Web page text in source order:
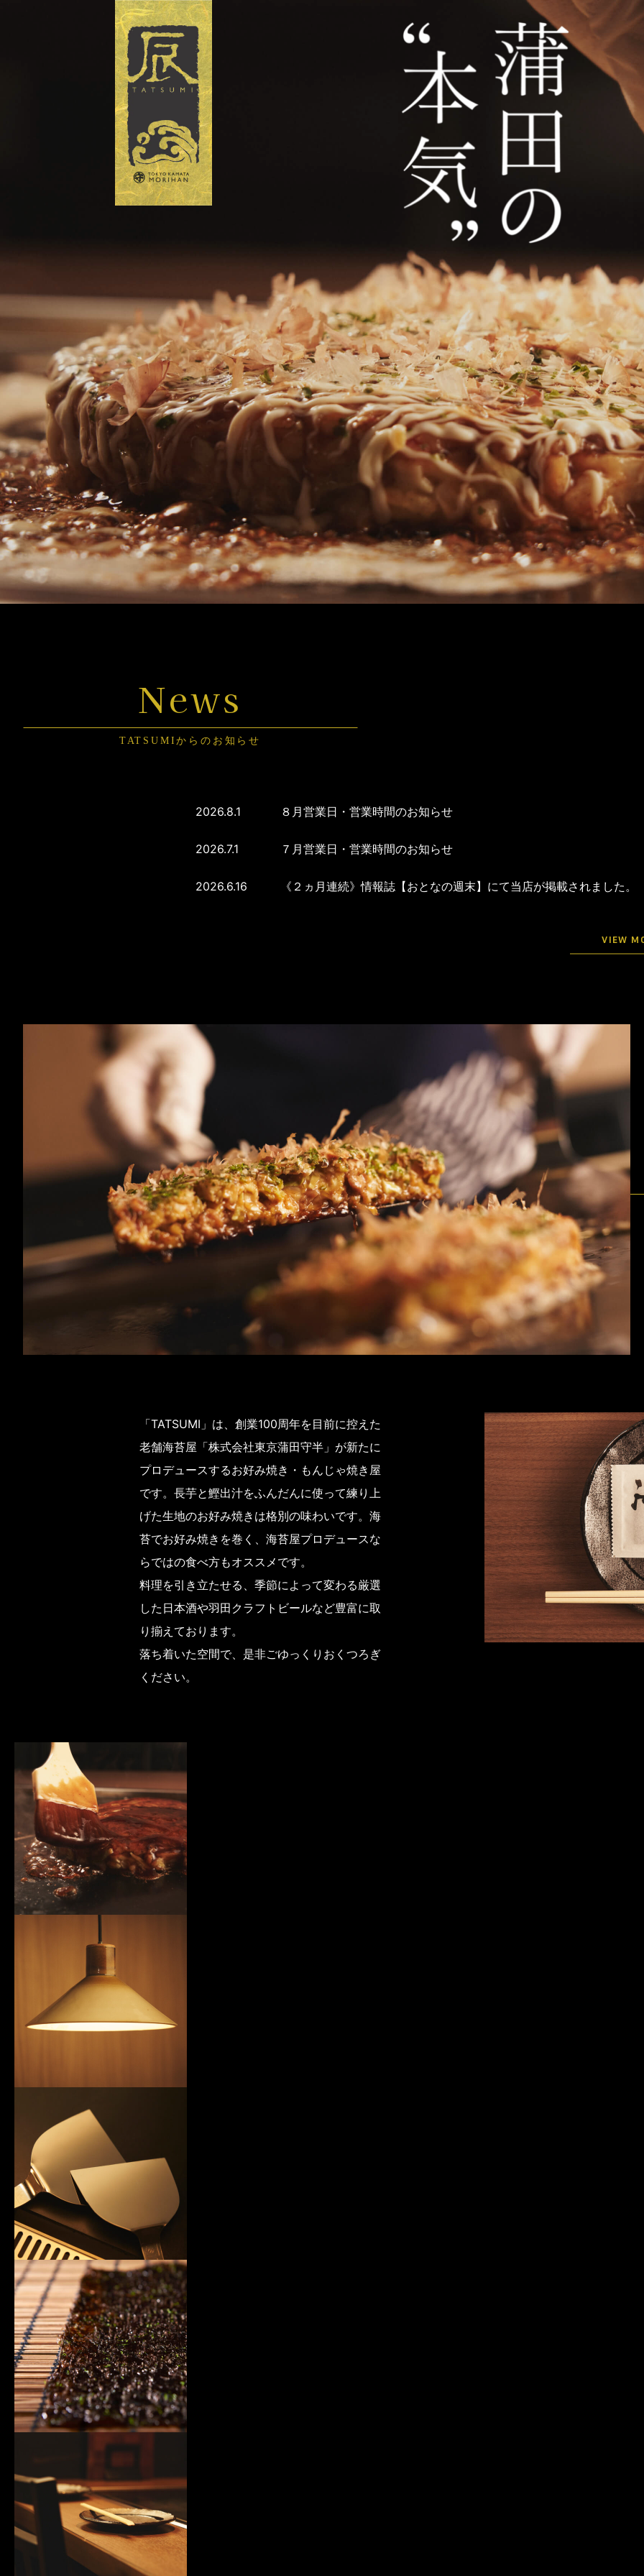
News
TATSUMIからのお知らせ
2026.8.1 ８月営業日・営業時間のお知らせ
2026.7.1 ７月営業日・営業時間のお知らせ
2026.6.16 《２ヵ月連続》情報誌【おとなの週末】にて当店が掲載されました。
VIEW
「TATSUMI」は、創業100周年を目前に控えた
老舗海苔屋「株式会社東京蒲田守半」が新たに
プロデュースするお好み焼き・もんじゃ焼き屋
です。長芋と鰹出汁をふんだんに使って練り上
げた生地のお好み焼きは格別の味わいです。海
苔でお好み焼きを巻く、海苔屋プロデュースな
らではの食べ方もオススメです。
料理を引き立たせる、季節によって変わる厳選
した日本酒や羽田クラフトビールなど豊富に取
り揃えております。
落ち着いた空間で、是非ごゆっくりおくつろぎ
ください。